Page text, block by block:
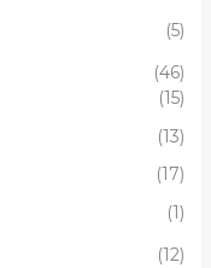
(5)
(46)
(15)
(13)
(17)
(1)
(12)